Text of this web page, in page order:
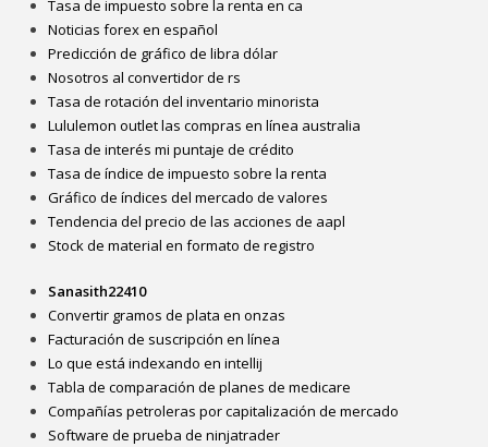
Tasa de impuesto sobre la renta en ca
Noticias forex en español
Predicción de gráfico de libra dólar
Nosotros al convertidor de rs
Tasa de rotación del inventario minorista
Lululemon outlet las compras en línea australia
Tasa de interés mi puntaje de crédito
Tasa de índice de impuesto sobre la renta
Gráfico de índices del mercado de valores
Tendencia del precio de las acciones de aapl
Stock de material en formato de registro
Sanasith22410
Convertir gramos de plata en onzas
Facturación de suscripción en línea
Lo que está indexando en intellij
Tabla de comparación de planes de medicare
Compañías petroleras por capitalización de mercado
Software de prueba de ninjatrader